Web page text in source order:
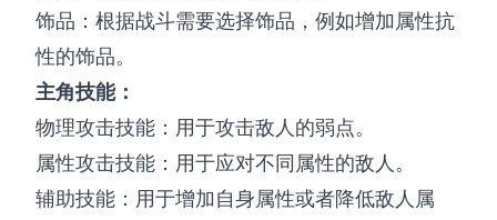
饰品：根据战斗需要选择饰品，例如增加属性抗
性的饰品。
主角技能：
物理攻击技能：用于攻击敌人的弱点。
属性攻击技能：用于应对不同属性的敌人。
辅助技能：用于增加自身属性或者降低敌人属